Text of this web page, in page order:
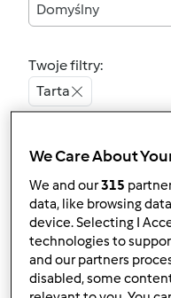
Domyślny
Twoje filtry:
Tarta
przez
We Care About
We and our315
data, like browsing
device. Selecting I
technologies to
and our partners
disabled, some